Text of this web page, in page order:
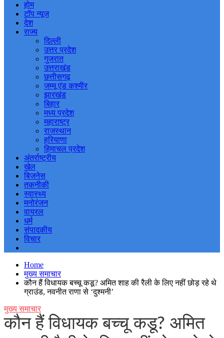
होम
टॉप न्यूज
देश
राज्य
दिल्ली
उत्तर प्रदेश
गुजरात
उत्तराखंड
छत्तीसगढ़
जम्मू एंड कश्मीर
झारखंड
बिहार
मध्य प्रदेश
महाराष्ट्र
राजस्थान
हरियाणा
हिमाचल प्रदेश
अंतर्राष्ट्रीय
खेल
बिजनेस
तकनीकी
स्वास्थ्य
मनोरंजन
वायरल
धर्म
संपादकीय
विचार
Home
मुख्य समाचार
कौन हैं विधायक बच्चू कडू? अमित शाह की रैली के लिए नहीं छोड़ रहे थे
ग्राउंड, नवनीत राणा से ‘दुश्मनी’
मुख्य समाचार
कौन हैं विधायक बच्चू कडू? अमित